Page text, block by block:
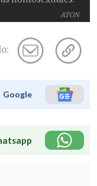
ATON
Google